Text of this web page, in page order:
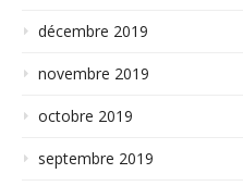
décembre 2019
novembre 2019
octobre 2019
septembre 2019